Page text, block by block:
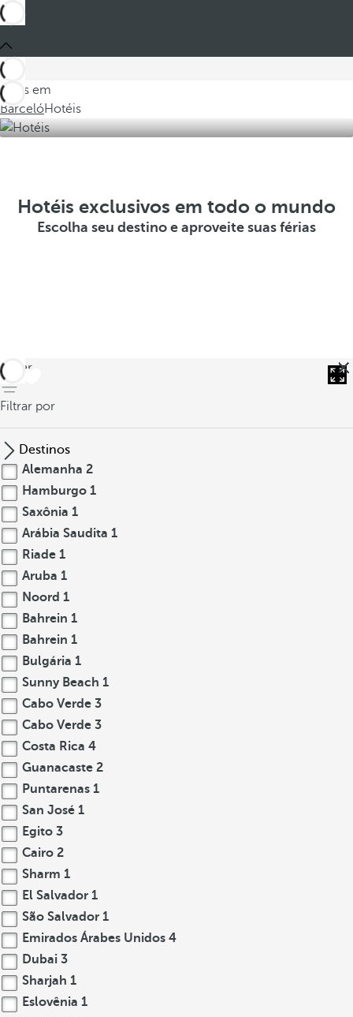
Estes em
BarcelóHotéis
Hotéis exclusivos em todo o mundo
Escolha seu destino e aproveite suas férias
voltar
Filtrar por
Destinos
Alemanha 2
Hamburgo 1
Saxônia 1
Arábia Saudita 1
Riade 1
Aruba 1
Noord 1
Bahrein 1
Bahrein 1
Bulgária 1
Sunny Beach 1
Cabo Verde 3
Cabo Verde 3
Costa Rica 4
Guanacaste 2
Puntarenas 1
San José 1
Egito 3
Cairo 2
Sharm 1
El Salvador 1
São Salvador 1
Emirados Árabes Unidos 4
Dubai 3
Sharjah 1
Eslovênia 1